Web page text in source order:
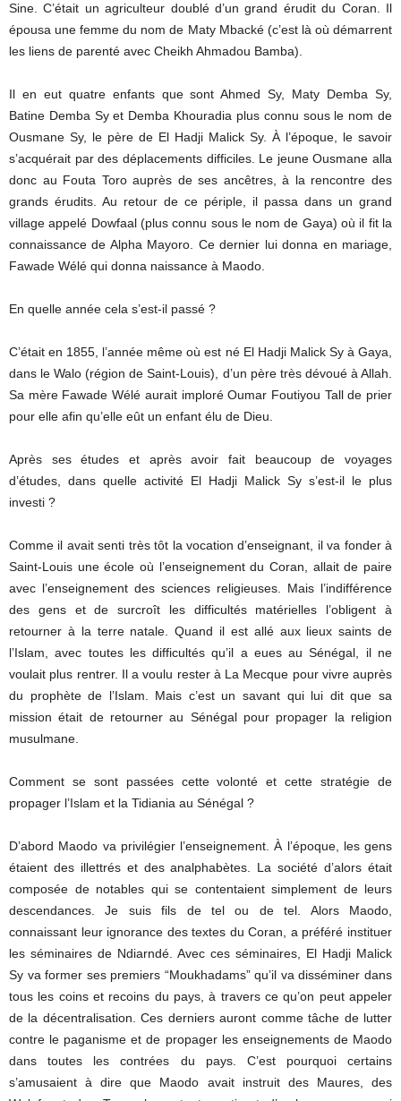
Sine. C’était un agriculteur doublé d’un grand érudit du Coran. Il
épousa une femme du nom de Maty Mbacké (c’est là où démarrent
les liens de parenté avec Cheikh Ahmadou Bamba).
Il en eut quatre enfants que sont Ahmed Sy, Maty Demba Sy,
Batine Demba Sy et Demba Khouradia plus connu sous le nom de
Ousmane Sy, le père de El Hadji Malick Sy. À l’époque, le savoir
s’acquérait par des déplacements difficiles. Le jeune Ousmane alla
donc au Fouta Toro auprès de ses ancêtres, à la rencontre des
grands érudits. Au retour de ce périple, il passa dans un grand
village appelé Dowfaal (plus connu sous le nom de Gaya) où il fit la
connaissance de Alpha Mayoro. Ce dernier lui donna en mariage,
Fawade Wélé qui donna naissance à Maodo.
En quelle année cela s’est-il passé ?
C’était en 1855, l’année même où est né El Hadji Malick Sy à Gaya,
dans le Walo (région de Saint-Louis), d’un père très dévoué à Allah.
Sa mère Fawade Wélé aurait imploré Oumar Foutiyou Tall de prier
pour elle afin qu’elle eût un enfant élu de Dieu.
Après ses études et après avoir fait beaucoup de voyages
d’études, dans quelle activité El Hadji Malick Sy s’est-il le plus
investi ?
Comme il avait senti très tôt la vocation d’enseignant, il va fonder à
Saint-Louis une école où l’enseignement du Coran, allait de paire
avec l’enseignement des sciences religieuses. Mais l’indifférence
des gens et de surcroît les difficultés matérielles l’obligent à
retourner à la terre natale. Quand il est allé aux lieux saints de
l’Islam, avec toutes les difficultés qu’il a eues au Sénégal, il ne
voulait plus rentrer. Il a voulu rester à La Mecque pour vivre auprès
du prophète de l’Islam. Mais c’est un savant qui lui dit que sa
mission était de retourner au Sénégal pour propager la religion
musulmane.
Comment se sont passées cette volonté et cette stratégie de
propager l’Islam et la Tidiania au Sénégal ?
D’abord Maodo va privilégier l’enseignement. À l’époque, les gens
étaient des illettrés et des analphabètes. La société d’alors était
composée de notables qui se contentaient simplement de leurs
descendances. Je suis fils de tel ou de tel. Alors Maodo,
connaissant leur ignorance des textes du Coran, a préféré instituer
les séminaires de Ndiarndé. Avec ces séminaires, El Hadji Malick
Sy va former ses premiers “Moukhadams” qu’il va disséminer dans
tous les coins et recoins du pays, à travers ce qu’on peut appeler
de la décentralisation. Ces derniers auront comme tâche de lutter
contre le paganisme et de propager les enseignements de Maodo
dans toutes les contrées du pays. C’est pourquoi certains
s’amusaient à dire que Maodo avait instruit des Maures, des